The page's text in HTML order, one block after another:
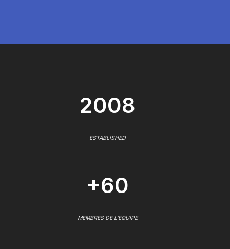
2008
ESTABLISHED
+60
MEMBRES DE L'ÉQUIPE